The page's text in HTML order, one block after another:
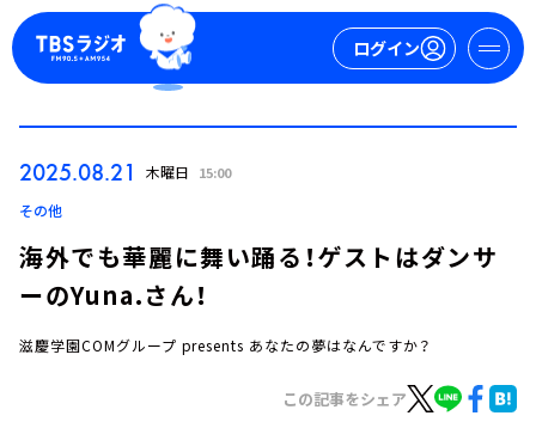
ログイン
2025.08.21 木曜日 15:00
その他
海外でも華麗に舞い踊る！ゲストはダンサ
ーのYuna.さん！
滋慶学園COMグループ presents あなたの夢はなんですか？
この記事をシェア